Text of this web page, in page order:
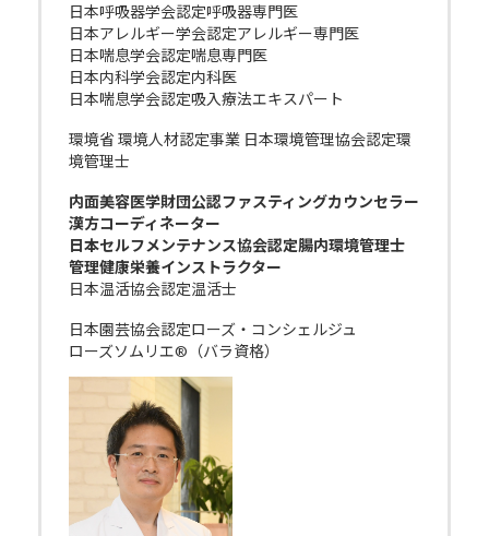
日本呼吸器学会認定呼吸器専門医
日本アレルギー学会認定アレルギー専門医
日本喘息学会認定喘息専門医
日本内科学会認定内科医
日本喘息学会認定吸入療法エキスパート
環境省 環境人材認定事業 日本環境管理協会認定環
境管理士
内面美容医学財団公認ファスティングカウンセラー
漢方コーディネーター
日本セルフメンテナンス協会認定腸内環境管理士
管理健康栄養インストラクター
日本温活協会認定温活士
日本園芸協会認定ローズ・コンシェルジュ
ローズソムリエ®（バラ資格）